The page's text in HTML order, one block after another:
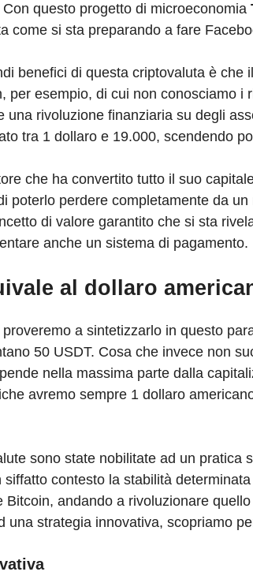
questo progetto di microeconomia
come si sta preparando a fare
benefici di questa criptovaluta è
per esempio, di cui non conosciamo
una rivoluzione finanziaria su degli
tra 1 dollaro e 19.000, scendendo
che ha convertito tutto il suo
poterlo perdere completamente da
di valore garantito che si sta
anche un sistema di pagamento.
al dollaro
a sintetizzarlo in questo
50 USDT. Cosa che invece non
nella massima parte dalla
avremo sempre 1 dollaro
sono state nobilitate ad un pratica
contesto la stabilità
Bitcoin, andando a rivoluzionare
una strategia innovativa, scopriamo